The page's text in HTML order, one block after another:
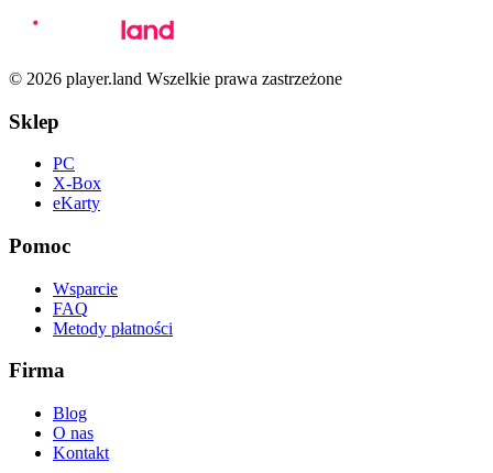
© 2026 player.land Wszelkie prawa zastrzeżone
Sklep
PC
X-Box
eKarty
Pomoc
Wsparcie
FAQ
Metody płatności
Firma
Blog
O nas
Kontakt